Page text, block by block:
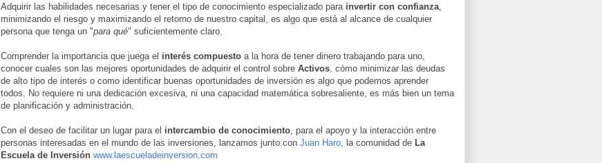
Adquirir las habilidades necesarias y tener el tipo de conocimiento especializado para invertir con confianza
minimizando el riesgo y maximizando el retorno de nuestro capital, es algo que está al alcance de cualquier
persona que tenga un "para qué" suficientemente claro.
Comprender la importancia que juega el interés compuesto a la hora de tener dinero trabajando para uno,
conocer cuales son las mejores oportunidades de adquirir el control sobre Activos , cómo minimizar las deudas
de alto tipo de interés o como identificar buenas oportunidades de inversión es algo que podemos aprender
todos. No requiere ni una dedicación excesiva, ni una capacidad matemática sobresaliente, es más bien un tema
de planificación y administración.
Con el deseo de facilitar un lugar para el intercambio de conocimiento , para el apoyo y la interacción entre
personas interesadas en el mundo de las inversiones, lanzamos junto con Juan Haro , la comunidad de La
Escuela de Inversión www.laescueladeinversion.com